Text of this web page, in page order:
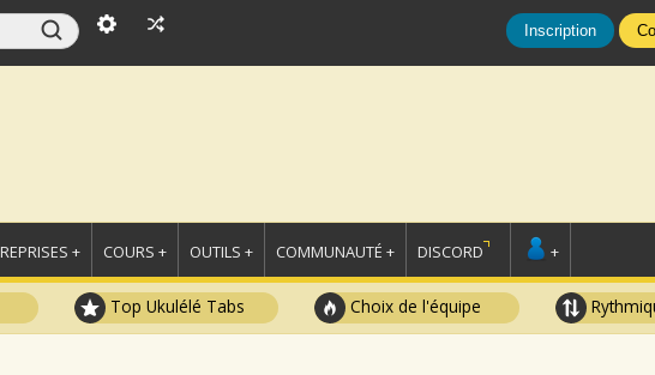
Inscription
REPRISES + COURS + OUTILS + COMMUNAUTÉ + DISCORD +
Top Ukulélé Tabs Choix de l'équipe